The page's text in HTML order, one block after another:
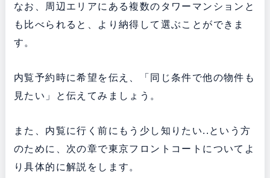
なお、周辺エリアにある複数のタワーマンションと
も比べられると、より納得して選ぶことができま
す。
内覧予約時に希望を伝え、「同じ条件で他の物件も
見たい」と伝えてみましょう。
また、内覧に行く前にもう少し知りたい..という方
のために、次の章で東京フロントコートについてよ
り具体的に解説をします。